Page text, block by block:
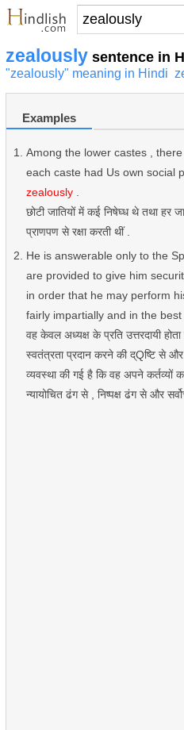
zealously sentence in
"zealously" meaning in Hindi
Examples
Among the lower castes ,
each caste had Us own social
zealously
छोटी जातियों में कई निषेघ्ध थे तथा हर
प्राणपण से रक्षा करती थीं .
He is answerable only to the
are provided to give him
in order that he may perform
fairly impartially and in the best
वह केवल अध्यक्ष के प्रति उत्तरदायी
स्वतंत्रता प्रदान करने की द्Qष्टि से और
व्यवस्था की गई है कि वह अपने कर्तव्यों
न्यायोचित ढंग से , निष्पक्ष ढंग से और